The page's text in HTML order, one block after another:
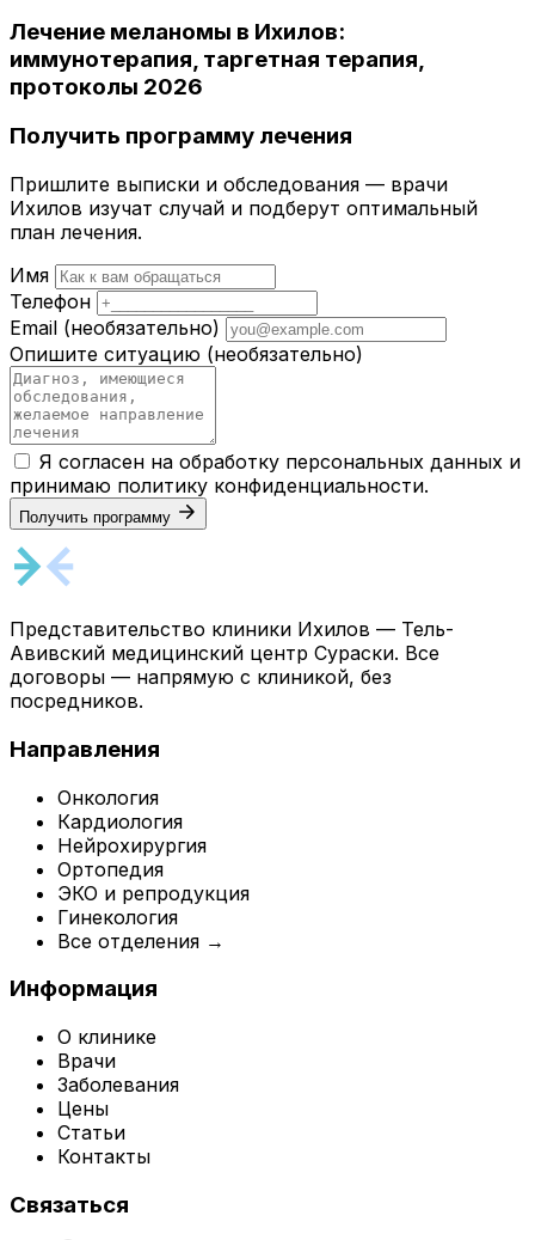
Лечение меланомы в Ихилов:
иммунотерапия, таргетная терапия,
протоколы 2026
Получить программу лечения
Пришлите выписки и обследования — врачи
Ихилов изучат случай и подберут оптимальный
план лечения.
Имя
Телефон
Email (необязательно)
Опишите ситуацию (необязательно)
Я согласен на обработку персональных данных и
принимаю политику конфиденциальности.
Получить программу
Представительство клиники Ихилов — Тель-
Авивский медицинский центр Сураски. Все
договоры — напрямую с клиникой, без
посредников.
Направления
Онкология
Кардиология
Нейрохирургия
Ортопедия
ЭКО и репродукция
Гинекология
Все отделения →
Информация
О клинике
Врачи
Заболевания
Цены
Статьи
Контакты
Связаться